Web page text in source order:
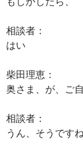
相談者：
はい
柴田理恵：
奥さま、が、ご
相談者：
うん、そうですね